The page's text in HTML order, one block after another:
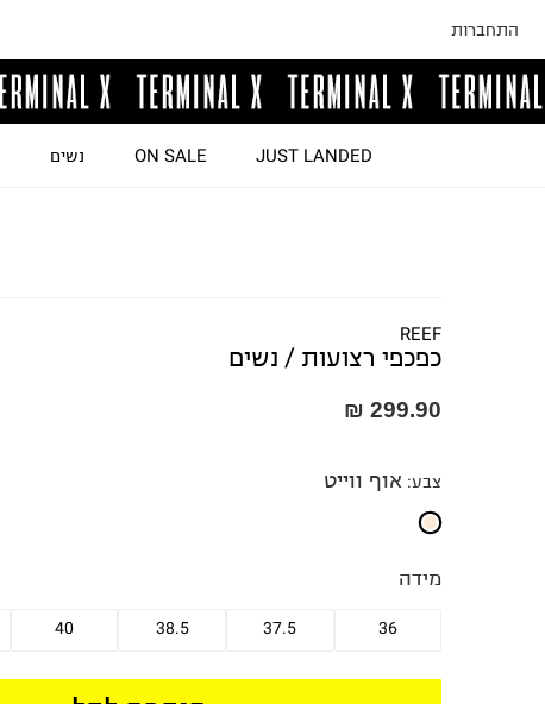
התחברות
JUST LANDED
ON SALE נשים
REEF
כפכפי רצועות / נשים
299.90 ₪
צבע: אוף ווייט
מידה
36
37.5
38.5
40